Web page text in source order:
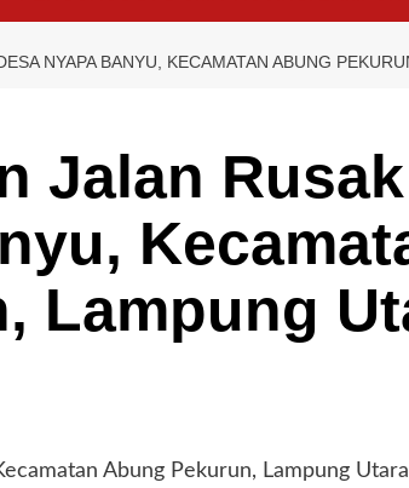
NYAPA BANYU, KECAMATAN ABUNG
Jalan
Lampung
Abung Pekurun, Lampung